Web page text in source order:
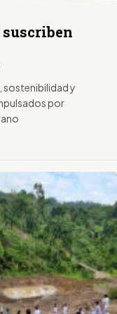
sostenibilidad y
por